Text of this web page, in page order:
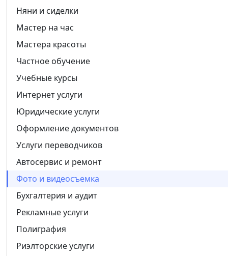
Няни и сиделки
Мастер на час
Мастера красоты
Частное обучение
Учебные курсы
Интернет услуги
Юридические услуги
Оформление документов
Услуги переводчиков
Автосервис и ремонт
Фото и видеосъемка
Бухгалтерия и аудит
Рекламные услуги
Полиграфия
Риэлторские услуги